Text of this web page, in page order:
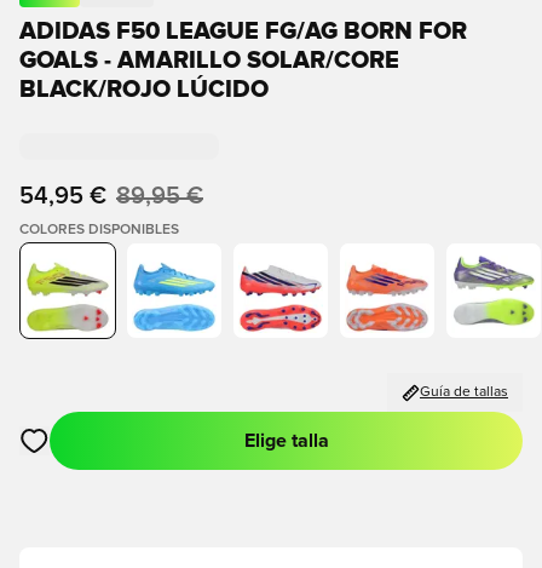
ADIDAS F50 LEAGUE FG/AG BORN FOR
GOALS - AMARILLO SOLAR/CORE
BLACK/ROJO LÚCIDO
54,95 € 89,95 €
COLORES DISPONIBLES
Guía de tallas
Abre un modal para iniciar sesión o registrarse como miembro
Elige talla